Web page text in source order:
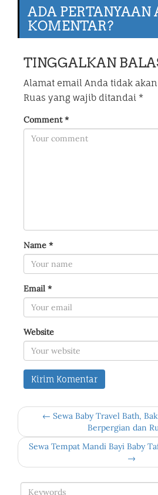
ADA PERTANYAAN
KOMENTAR?
TINGGALKAN
Alamat email Anda tidak
Ruas yang wajib ditandai *
Comment*
Name *
Email *
Website
← Sewa Baby Travel Bath,
Berpergian dan
Sewa Tempat Mandi Bayi Baby
→